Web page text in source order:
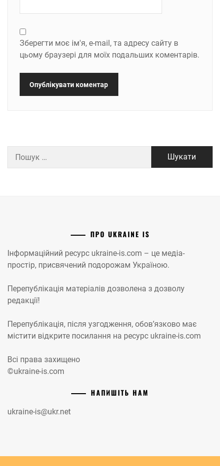
Зберегти моє ім'я, e-mail, та адресу сайту в
цьому браузері для моїх подальших коментарів.
ПРО UKRAINE IS
Інформаційний ресурс ukraine-is.com – це медіа-
простір, присвячений подорожам Україною.
Перепублікація матеріалів дозволена з дозволу
редакції!
Перепублікація, після узгодження, обов’язково має
містити відкрите посилання на ресурс ukraine-is.com
Всі права захищено
©ukraine-is.com
НАПИШІТЬ НАМ
ukraine-is@ukr.net